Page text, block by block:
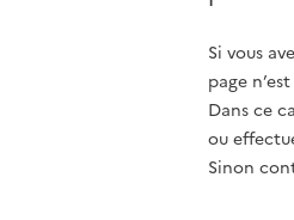
Si vous
page
Dans ce
ou
Sinon